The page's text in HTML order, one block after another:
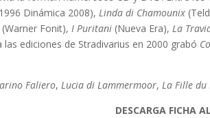
Dinámica 2008), Linda di Chamounix
(Warner Fonit), I Puritani (Nueva Era), La
las ediciones de Stradivarius en 2000 grabó
Faliero, Lucia di Lammermoor, La Fille du
DESCARGA FICHA